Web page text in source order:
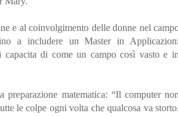
e al coinvolgimento delle donne nel
a includere un Master in Applicazioni
di come un campo così vasto e in
preparazione matematica: “Il computer non
le colpe ogni volta che qualcosa va storto.